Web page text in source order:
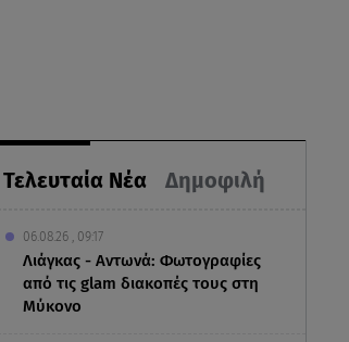
Τελευταία Νέα Δημοφιλή
06.08.26 , 09:17
Λιάγκας - Αντωνά: Φωτογραφίες
από τις glam διακοπές τους στη
Μύκονο